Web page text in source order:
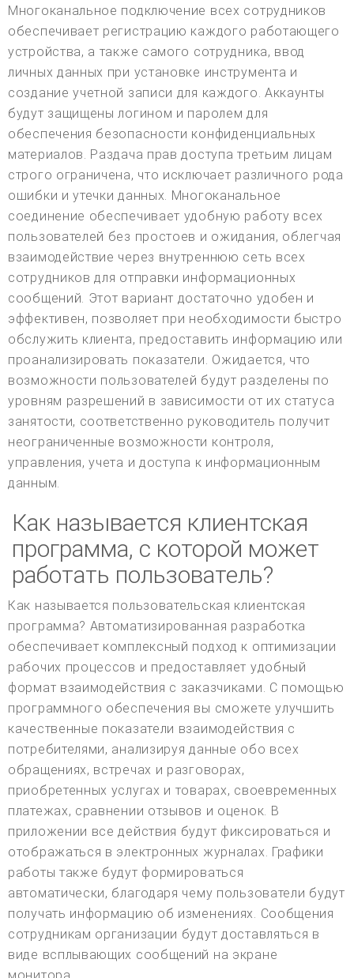
Многоканальное подключение всех сотрудников
обеспечивает регистрацию каждого работающего
устройства, а также самого сотрудника, ввод
личных данных при установке инструмента и
создание учетной записи для каждого. Аккаунты
будут защищены логином и паролем для
обеспечения безопасности конфиденциальных
материалов. Раздача прав доступа третьим лицам
строго ограничена, что исключает различного рода
ошибки и утечки данных. Многоканальное
соединение обеспечивает удобную работу всех
пользователей без простоев и ожидания, облегчая
взаимодействие через внутреннюю сеть всех
сотрудников для отправки информационных
сообщений. Этот вариант достаточно удобен и
эффективен, позволяет при необходимости быстро
обслужить клиента, предоставить информацию или
проанализировать показатели. Ожидается, что
возможности пользователей будут разделены по
уровням разрешений в зависимости от их статуса
занятости, соответственно руководитель получит
неограниченные возможности контроля,
управления, учета и доступа к информационным
данным.
Как называется клиентская
программа, с которой может
работать пользователь?
Как называется пользовательская клиентская
программа? Автоматизированная разработка
обеспечивает комплексный подход к оптимизации
рабочих процессов и предоставляет удобный
формат взаимодействия с заказчиками. С помощью
программного обеспечения вы сможете улучшить
качественные показатели взаимодействия с
потребителями, анализируя данные обо всех
обращениях, встречах и разговорах,
приобретенных услугах и товарах, своевременных
платежах, сравнении отзывов и оценок. В
приложении все действия будут фиксироваться и
отображаться в электронных журналах. Графики
работы также будут формироваться
автоматически, благодаря чему пользователи будут
получать информацию об изменениях. Сообщения
сотрудникам организации будут доставляться в
виде всплывающих сообщений на экране